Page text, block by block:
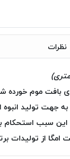
نظرات
بافت موم خورده
تولید انبوه
سبب استحکام
از تولیدات